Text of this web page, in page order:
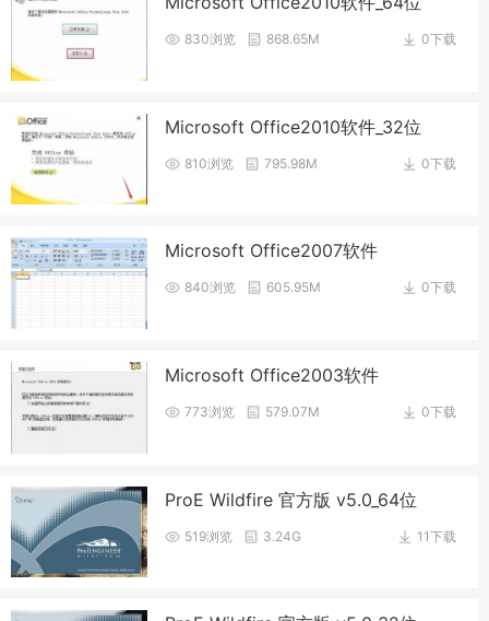
0下载
830浏览 868.65M
Microsoft Office2010软件_32位
0下载
810浏览 795.98M
Microsoft Office2007软件
0下载
840浏览 605.95M
Microsoft Office2003软件
0下载
773浏览 579.07M
ProE Wildfire 官方版 v5.0_64位
11下载
519浏览 3.24G